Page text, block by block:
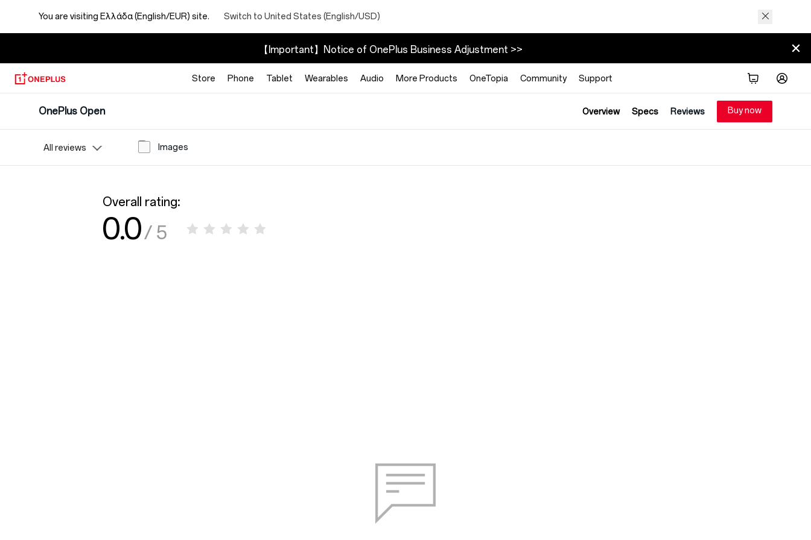
You are visiting Ελλάδα (English/EUR) site. Switch to United States (English/USD)
【Important】Notice of OnePlus Business Adjustment >>
Store Phone Tablet Wearables Audio More Products OneTopia Community Support
OnePlus Open Overview Specs Reviews Buy now
All reviews Images
Overall rating:
0.0/ 5